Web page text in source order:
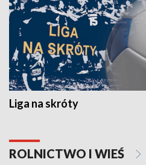
Liga na skróty
ROLNICTWO I WIEŚ